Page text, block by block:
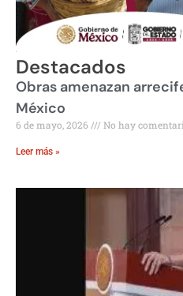
Destacados
Obras amenazan
México
6 de mayo, 2026 No hay
Leer más »